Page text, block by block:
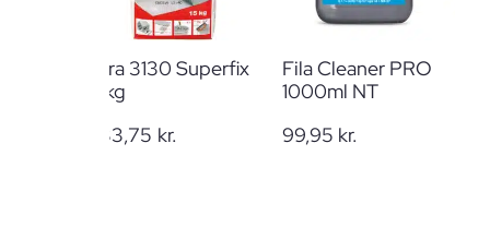
Mira 3130 Superfix
15kg
233,75 kr.
Fila Cleaner PRO
1000ml NT
99,95 kr.